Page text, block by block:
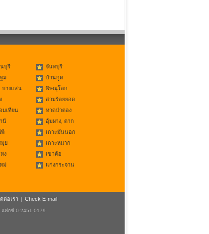
บุรี
จันทบุรี
ม
บ้านกูด
บางแสน
พิษณุโลก
สามร้อยยอด
มเทียน
หาดป่าตอง
นี
อุ้มผาง, ตาก
พี
เกาะมันนอก
มุย
เกาะหมาก
ง
เขาค้อ
ม่
แก่งกระจาน
ต่อเรา | Check E-mail
ฟกซ์ 0-2451-0179